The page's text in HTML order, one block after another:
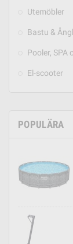
Utemöbler
Bastu &
Pooler, SPA
El-scooter
POPULÄRA